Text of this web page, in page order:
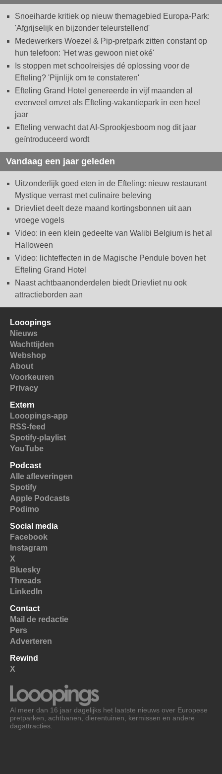
Snoeiharde kritiek op nieuw themagebied Europa-Park:
'Afgrijselijk en bijzonder teleurstellend'
Medewerkers Woezel & Pip-pretpark zitten constant op
hun telefoon: 'Het was gewoon niet oké'
Is stoppen met schoolreisjes dé oplossing voor de
Efteling? 'Pijnlijk om te constateren'
Efteling Grand Hotel genereerde in vijf maanden al
evenveel omzet als Efteling-vakantiepark in een heel
jaar
Efteling verwacht dat AI-Sprookjesboom nog dit jaar
geïntroduceerd wordt
Vandaag een jaar geleden
Uitzonderlijk goed eten in de Efteling: nieuw restaurant
Mystique verrast met culinaire beleving
Drievliet deelt deze maand kortingsbonnen uit aan
vroege vogels
Video: in een klein gedeelte van Walibi Belgium is het al
Halloween
Video: lichteffecten in de Magische Pendule boven het
Efteling Grand Hotel
Naast achtbaanonderdelen biedt Drievliet nu ook
attractieborden aan
Looopings
Nieuws
Wachttijden
Webshop
About
Voorkeuren
Privacy
Extern
Looopings-app
RSS-feed
Spotify-playlist
YouTube
Podcast
Alle afleveringen
Spotify
Apple Podcasts
Podimo
Social media
Facebook
Instagram
X
Bluesky
Threads
LinkedIn
Contact
Mail de redactie
Pers
Adverteren
Rewind
X
Al meer dan 16 jaar dagelijks het laatste nieuws over Europese
pretparken, achtbanen, dierentuinen, kermissen en andere
dagattracties.